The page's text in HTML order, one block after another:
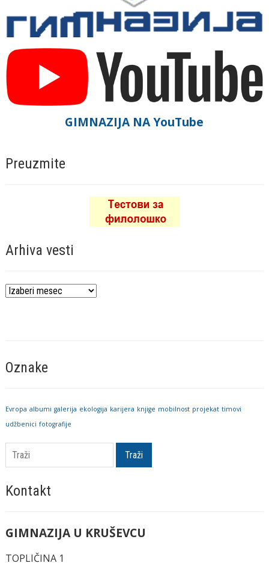
GIMNAZIJA NA YouTube
Preuzmite
Arhiva vesti
Arhiva
Oznake
Evropa albumi galerija ekologija karijera knjige mobilnost projekat timovi
udžbenici fotografije
Traži
Kontakt
GIMNAZIJA U KRUŠEVCU
TOPLIČINA 1